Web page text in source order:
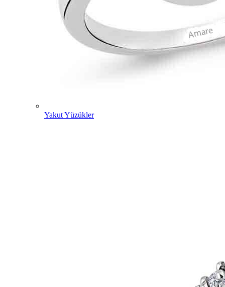
Yakut Yüzükler